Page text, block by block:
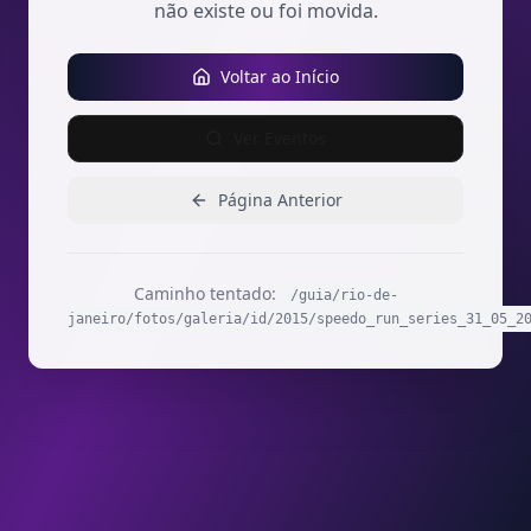
não existe ou foi movida.
Voltar ao Início
Página Anterior
Caminho tentado:
/guia/rio-de-
janeiro/fotos/galeria/id/2015/